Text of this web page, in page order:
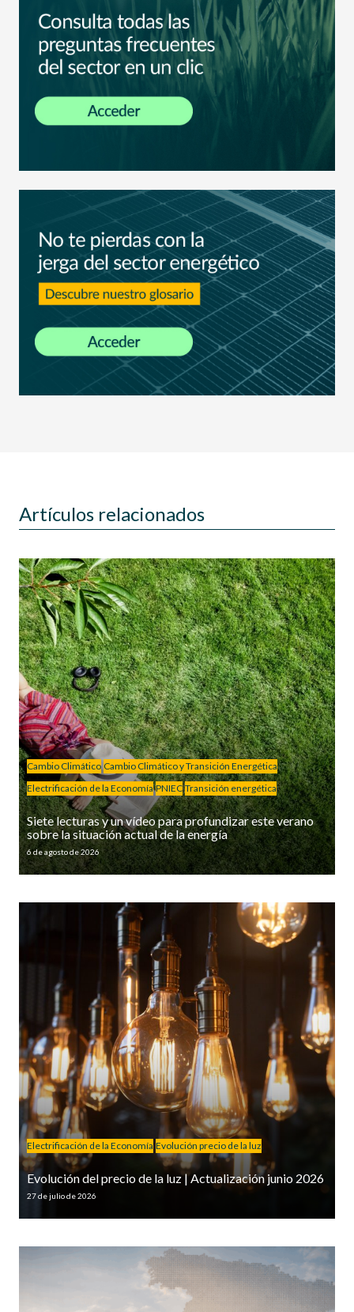
Artículos relacionados
Cambio Climático Cambio Climático y Transición Energética
Electrificación de la Economía PNIEC Transición energética
Siete lecturas y un vídeo para profundizar este verano
sobre la situación actual de la energía
6 de agosto de 2026
Electrificación de la Economía Evolución precio de la luz
Evolución del precio de la luz | Actualización junio 2026
27 de julio de 2026